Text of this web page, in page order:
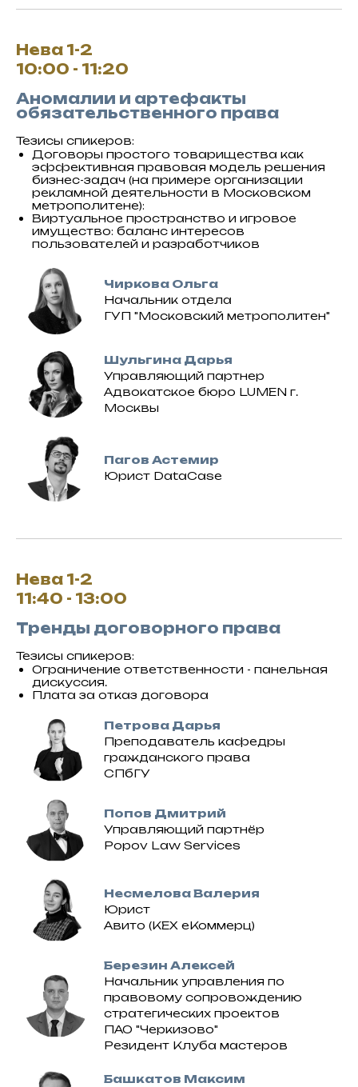
Нева 1-2
10:00 - 11:20
Аномалии и артефакты
обязательственного права
Тезисы спикеров:
Договоры простого товарищества как
эффективная правовая модель решения
бизнес-задач (на примере организации
рекламной деятельности в Московском
метрополитене):
Виртуальное пространство и игровое
имущество: баланс интересов
пользователей и разработчиков
Чиркова Ольга
Начальник отдела
ГУП "Московский метрополитен"
Шульгина Дарья
Управляющий партнер
Адвокатское бюро LUMEN г.
Москвы
Пагов Астемир
Юрист DataCase
Нева 1-2
11:40 - 13:00
Тренды договорного права
Тезисы спикеров:
Ограничение ответственности - панельная
дискуссия.
Плата за отказ договора
Петрова Дарья
Преподаватель кафедры
гражданского права
СПбГУ
Попов Дмитрий
Управляющий партнёр
Popov Law Services
Несмелова Валерия
Юрист
Авито (КЕХ еКоммерц)
Березин Алексей
Начальник управления по
правовому сопровождению
стратегических проектов
ПАО "Черкизово"
Резидент Клуба мастеров
Башкатов Максим